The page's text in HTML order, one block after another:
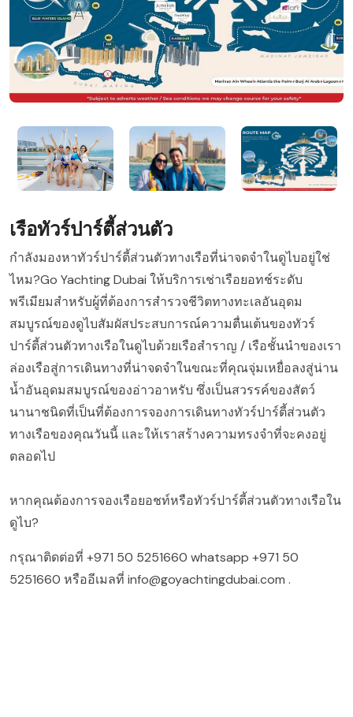
เรือทัวร์ปาร์ตี้ส่วนตัว
กำลังมองหาทัวร์ปาร์ตี้ส่วนตัวทางเรือที่น่าจดจำในดูไบอยู่ใช่
ไหม?Go Yachting Dubai ให้บริการเช่าเรือยอทช์ระดับ
พรีเมียมสำหรับผู้ที่ต้องการสำรวจชีวิตทางทะเลอันอุดม
สมบูรณ์ของดูไบสัมผัสประสบการณ์ความตื่นเต้นของทัวร์
ปาร์ตี้ส่วนตัวทางเรือในดูไบด้วยเรือสำราญ / เรือชั้นนำของเรา
ล่องเรือสู่การเดินทางที่น่าจดจำในขณะที่คุณจุ่มเหยื่อลงสู่น่าน
น้ำอันอุดมสมบูรณ์ของอ่าวอาหรับ ซึ่งเป็นสวรรค์ของสัตว์
นานาชนิดที่เป็นที่ต้องการจองการเดินทางทัวร์ปาร์ตี้ส่วนตัว
ทางเรือของคุณวันนี้ และให้เราสร้างความทรงจำที่จะคงอยู่
ตลอดไป
หากคุณต้องการจองเรือยอชท์หรือทัวร์ปาร์ตี้ส่วนตัวทางเรือใน
ดูไบ?
กรุณาติดต่อที่ +971 50 5251660 whatsapp +971 50
5251660 หรืออีเมลที่ info@goyachtingdubai.com .